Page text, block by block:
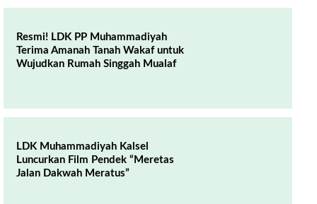
Resmi! LDK PP Muhammadiyah
Terima Amanah Tanah Wakaf untuk
Wujudkan Rumah Singgah Mualaf
LDK Muhammadiyah Kalsel
Luncurkan Film Pendek “Meretas
Jalan Dakwah Meratus”